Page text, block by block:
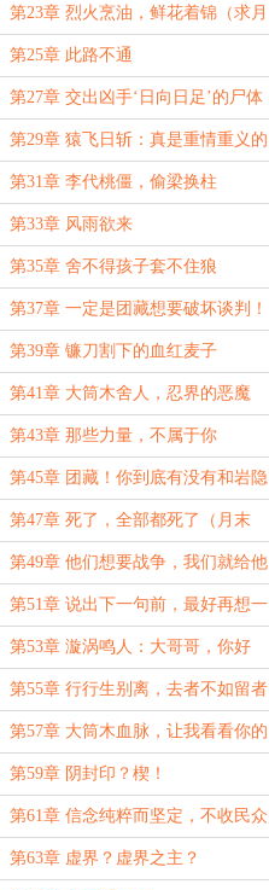
第23章 烈火烹油，鲜花着锦（求月
票）
第25章 此路不通
第27章 交出凶手‘日向日足’的尸体
第29章 猿飞日斩：真是重情重义的
好孩子
第31章 李代桃僵，偷梁换柱
第33章 风雨欲来
第35章 舍不得孩子套不住狼
第37章 一定是团藏想要破坏谈判！
第39章 镰刀割下的血红麦子
第41章 大筒木舍人，忍界的恶魔
第43章 那些力量，不属于你
第45章 团藏！你到底有没有和岩隐
村勾结？
第47章 死了，全部都死了（月末
啦，求月票QAQ）
第49章 他们想要战争，我们就给他
战争！
第51章 说出下一句前，最好再想一
想
第53章 漩涡鸣人：大哥哥，你好
强！（求追读）
第55章 行行生别离，去者不如留者
神伤之甚
第57章 大筒木血脉，让我看看你的
极限！
第59章 阴封印？楔！
第61章 信念纯粹而坚定，不收民众
一针一线
第63章 虚界？虚界之主？